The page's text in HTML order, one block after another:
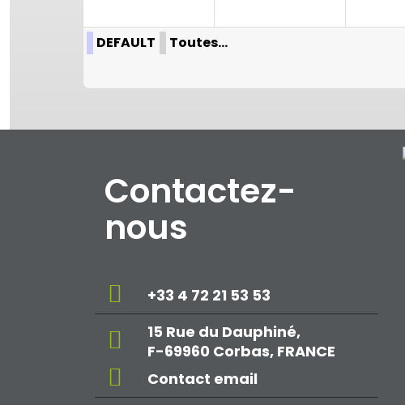
DEFAULT Toutes…
Contactez-
nous
+33 4 72 21 53 53
15 Rue du Dauphiné,
F-69960 Corbas, FRANCE
Contact email